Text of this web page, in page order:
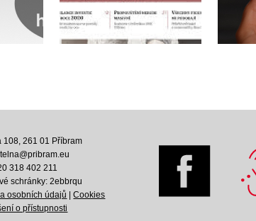
108, 261 01 Příbram
318 402 211
schránky: 2ebbrqu
osobních údajů
|Cookies
o přístupnosti